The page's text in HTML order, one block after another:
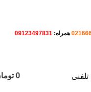
همراه: 09123497831
0